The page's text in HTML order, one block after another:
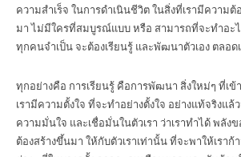
ความสำเร็จ ในการดำเนินชีวิต ในสิ่งที่เรามีความ
มา ไม่มีใครที่สมบูรณ์แบบ หรือ สามารถที่จะทำอะ
ทุกคนจำเป็น จะต้องเรียนรู้ และพัฒนาตัวเอง ตลอด
ทุกอย่างคือ การเรียนรู้ คือการพัฒนา สิ่งใหม่ๆ ที่เ
เรามีความตั้งใจ ที่จะทำอย่างตั้งใจ อย่างแท้จริงแล้
ความมั่นใจ และเชื่อมั่นในตัวเรา ว่าเราทำได้ พลัง
ต้องสร้างขึ้นมา ให้กับตัวเราเท่านั้น ที่จะพาให้เรา